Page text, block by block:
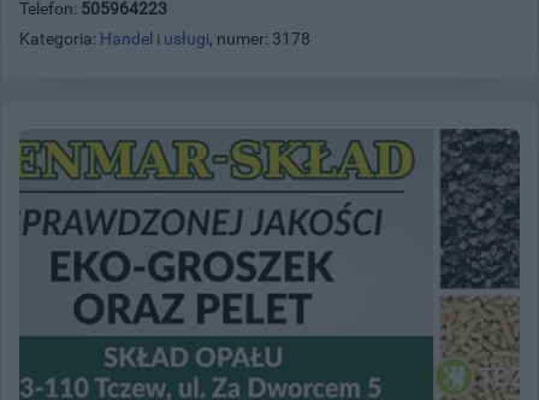
Telefon: 505964223
Kategoria: Handel i usługi, numer: 3178